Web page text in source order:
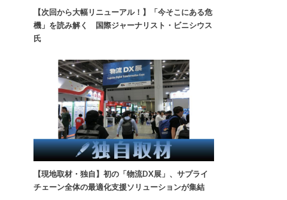
【次回から大幅リニューアル！】「今そこにある危
機」を読み解く 国際ジャーナリスト・ビニシウス
氏
【現地取材・独自】初の「物流DX展」、サプライ
チェーン全体の最適化支援ソリューションが集結